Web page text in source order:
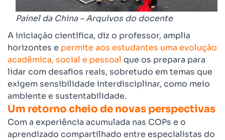
Painel da China – Arquivos do docente
A iniciação científica, diz o professor, amplia
horizontes e permite aos estudantes uma evolução
acadêmica, social e pessoal que os prepara para
lidar com desafios reais, sobretudo em temas que
exigem sensibilidade interdisciplinar, como meio
ambiente e sustentabilidade.
Um retorno cheio de novas perspectivas
Com a experiência acumulada nas COPs e o
aprendizado compartilhado entre especialistas do